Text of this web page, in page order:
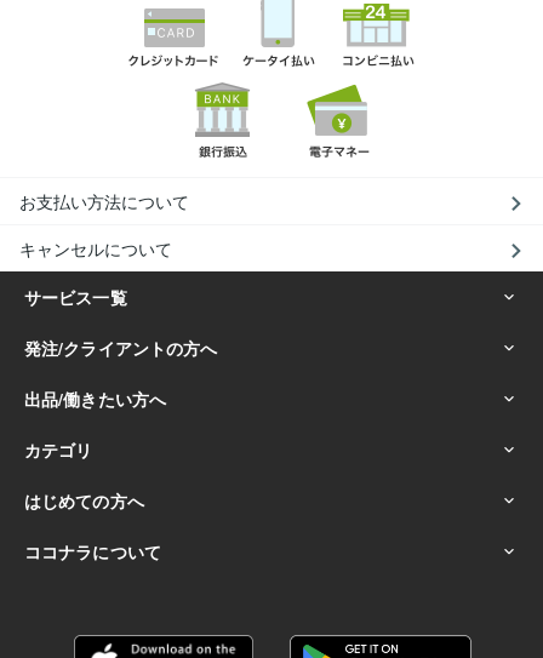
お支払い方法について
キャンセルについて